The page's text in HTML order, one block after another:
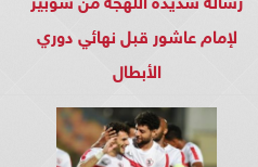
لإمام عاشور قبل نهائي دوري
الأبطال